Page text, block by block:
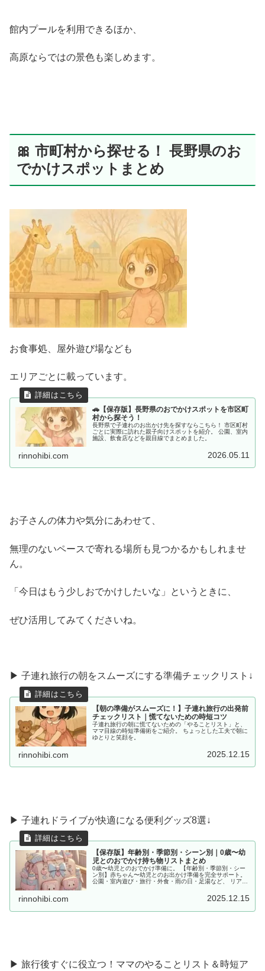
館内プールを利用できるほか、
高原ならではの景色も楽しめます。
🎀 市町村から探せる！ 長野県のお
でかけスポットまとめ
お食事処、屋外遊び場なども
エリアごとに載っています。
🚗【保存版】長野県のおでかけスポットを市区町
村から探そう！
長野県で子連れのお出かけ先を探すならこちら！ 市区町村
ごとに実際に訪れた親子向けスポットを紹介。 公園、室内
施設、飲食店などを親目線でまとめました。
rinnohibi.com 2026.05.11
お子さんの体力や気分にあわせて、
無理のないペースで寄れる場所も見つかるかもしれませ
ん。
「今日はもう少しおでかけしたいな」というときに、
ぜひ活用してみてくださいね。
▶ 子連れ旅行の朝をスムーズにする準備チェックリスト↓
【朝の準備がスムーズに！】子連れ旅行の出発前
チェックリスト｜慌てないための時短コツ
子連れ旅行の朝に慌てないための「やることリスト」と、
ママ目線の時短準備術をご紹介。 ちょっとした工夫で朝に
ゆとりと笑顔を。
rinnohibi.com 2025.12.15
▶︎ 子連れドライブが快適になる便利グッズ8選↓
【保存版】年齢別・季節別・シーン別｜0歳〜幼
児とのおでかけ持ち物リストまとめ
0歳〜幼児とのおでかけ準備に。 【年齢別・季節別・シー
ン別】赤ちゃん〜幼児とのお出かけ準備を完全サポート。
公園・室内遊び・旅行・外食・雨の日・足湯など、 リアル
rinnohibi.com 2025.12.15
▶ 旅行後すぐに役立つ！ママのやることリスト＆時短ア